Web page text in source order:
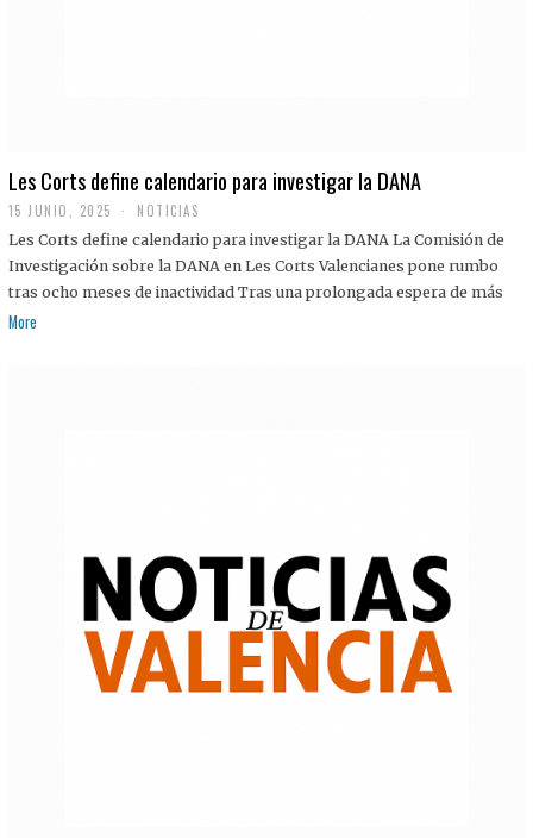
Les Corts define calendario para investigar la DANA
15 JUNIO, 2025 NOTICIAS
Les Corts define calendario para investigar la DANA La Comisión de
Investigación sobre la DANA en Les Corts Valencianes pone rumbo
tras ocho meses de inactividad Tras una prolongada espera de más
More